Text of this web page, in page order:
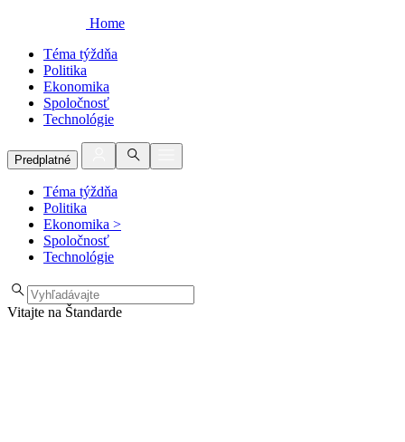
Home
Téma týždňa
Politika
Ekonomika
Spoločnosť
Technológie
Predplatné
Téma týždňa
Politika
Ekonomika >
Spoločnosť
Technológie
Vitajte na Štandarde